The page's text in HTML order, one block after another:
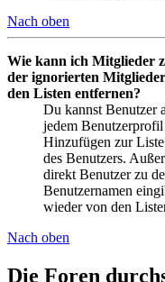
Nach oben
Wie kann ich Mitglieder
der ignorierten
den Listen entfernen?
Du kannst Benutzer
jedem
Hinzufügen zur
des Benutzers.
direkt Benutzer zu
Benutzernamen
wieder von den
Nach oben
Die Foren